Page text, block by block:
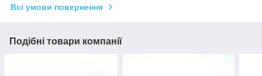
Всі умови повернення
Подібні товари компанії